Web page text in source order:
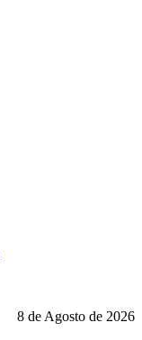
8 de Agosto de 2026